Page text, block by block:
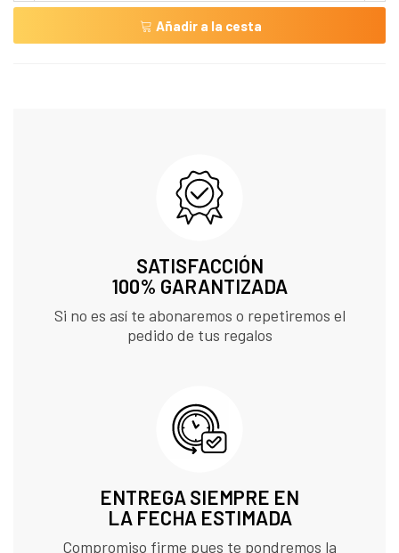
Añadir a la cesta
SATISFACCIÓN
100% GARANTIZADA
Si no es así te abonaremos o repetiremos el
pedido de tus regalos
ENTREGA SIEMPRE EN
LA FECHA ESTIMADA
Compromiso firme pues te pondremos la